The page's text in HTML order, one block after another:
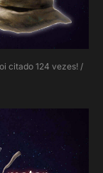
citado 124 vezes! /